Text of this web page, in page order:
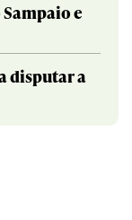
e
disputar a